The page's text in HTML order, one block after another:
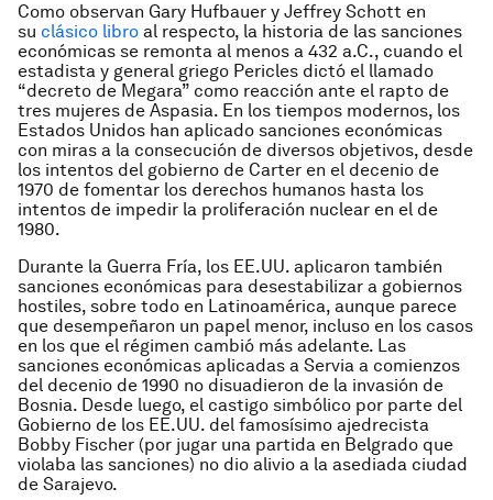
Como observan Gary Hufbauer y Jeffrey Schott en
su clásico libro al respecto, la historia de las sanciones
económicas se remonta al menos a 432 a.C., cuando el
estadista y general griego Pericles dictó el llamado
“decreto de Megara” como reacción ante el rapto de
tres mujeres de Aspasia. En los tiempos modernos, los
Estados Unidos han aplicado sanciones económicas
con miras a la consecución de diversos objetivos, desde
los intentos del gobierno de Carter en el decenio de
1970 de fomentar los derechos humanos hasta los
intentos de impedir la proliferación nuclear en el de
1980.
Durante la Guerra Fría, los EE.UU. aplicaron también
sanciones económicas para desestabilizar a gobiernos
hostiles, sobre todo en Latinoamérica, aunque parece
que desempeñaron un papel menor, incluso en los casos
en los que el régimen cambió más adelante. Las
sanciones económicas aplicadas a Servia a comienzos
del decenio de 1990 no disuadieron de la invasión de
Bosnia. Desde luego, el castigo simbólico por parte del
Gobierno de los EE.UU. del famosísimo ajedrecista
Bobby Fischer (por jugar una partida en Belgrado que
violaba las sanciones) no dio alivio a la asediada ciudad
de Sarajevo.